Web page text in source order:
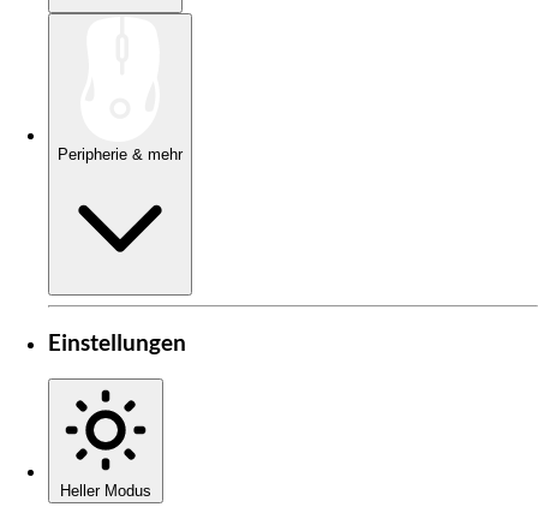
Peripherie & mehr
Einstellungen
Heller Modus